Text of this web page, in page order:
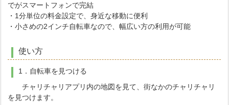
でがスマートフォンで完結
・1分単位の料金設定で、身近な移動に便利
・小さめの2インチ自転車なので、幅広い方の利用が可能
使い方
1．自転車を見つける
チャリチャリアプリ内の地図を見て、街なかのチャリチャリ
を見つけます。